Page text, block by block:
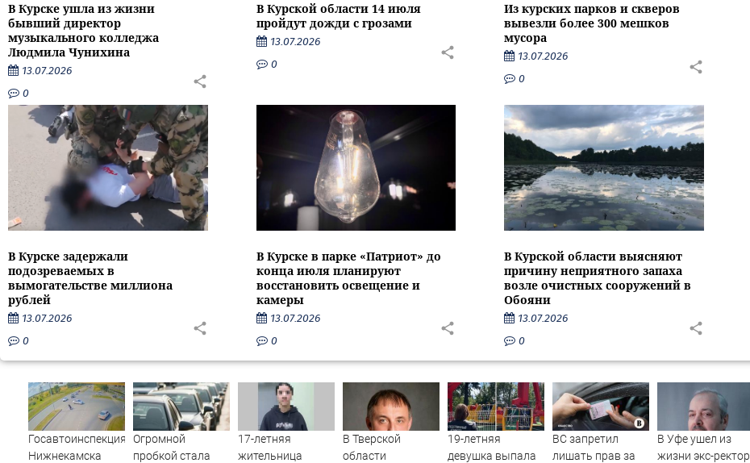
В Курске ушла из жизни
бывший директор
музыкального колледжа
Людмила Чунихина
13.07.2026
0
В Курской области 14 июля
пройдут дожди с грозами
13.07.2026
0
Из курских парков и скверов
вывезли более 300 мешков
мусора
13.07.2026
0
В Курске задержали
подозреваемых в
вымогательстве миллиона
рублей
13.07.2026
0
В Курске в парке «Патриот» до
конца июля планируют
восстановить освещение и
камеры
13.07.2026
0
В Курской области выясняют
причину неприятного запаха
возле очистных сооружений в
Обояни
13.07.2026
0
Госавтоинспекция
Нижнекамска
Огромной
пробкой стала
17-летняя
жительница
В Тверской
области
19-летняя
девушка выпала
ВС запретил
лишать прав за
В Уфе ушел из
жизни экс-ректор